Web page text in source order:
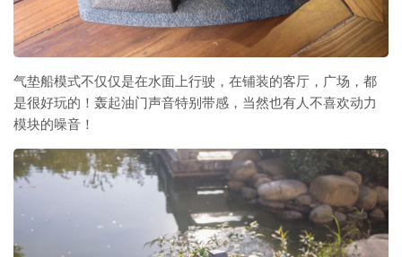
气垫船模式不仅仅是在水面上行驶，在铺装的客厅，广场，都
是很好玩的！轰起油门声音特别带感，当然也有人不喜欢动力
模块的噪音！